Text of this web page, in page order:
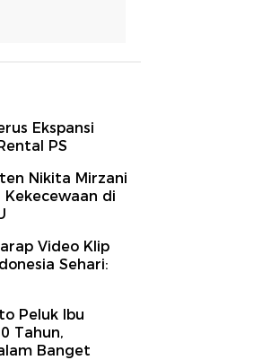
Ekspansi
PS
Nikita Mirzani
Kekecewaan di
Video Klip
Sehari:
Peluk Ibu
Tahun,
Banget